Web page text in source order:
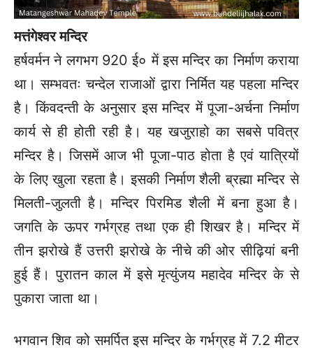
मत्तंगेश्वर मन्दिर
हर्षवर्मन ने लगभग 920 ई० में इस मन्दिर का निर्माण कराया
था। सम्भवतः चन्देल राजाओं द्वारा निर्मित यह पहला मन्दिर
है। किंवदन्ती के अनुसार इस मन्दिर में पूजा-अर्चना निर्माण
कार्य से ही होती रही है। यह खजुराहो का सबसे पवित्र
मन्दिर है। जिसमें आज भी पूजा-पाठ होता है एवं यात्रियों
के लिए खुला रहता है। इसकी निर्माण शैली ब्रह्मा मन्दिर से
मिलती-जुलती है। मन्दिर पिरमिड शैली में बना हुआ है।
जगति के ऊपर गर्भग्रह तथा एक ही शिखर है। मन्दिर में
तीन झरोखे हैं उत्तरी झरोखे के नीचे की ओर सीढ़ियां बनी
हुई हैं। पुरातन काल में इसे मृत्युंजय महादेव मन्दिर के से
पुकारा जाता था।
भगवान शिव को समर्पित इस मन्दिर के गर्भग्रह में 7.2 मीटर